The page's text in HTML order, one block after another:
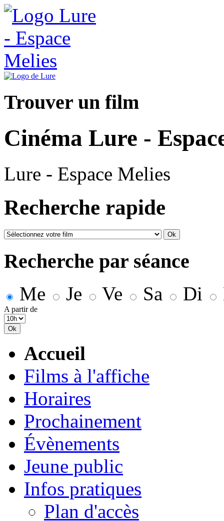
Trouver un film
Cinéma Lure -
Lure - Espace Melies
Recherche rapide
Recherche par séance
Me Je Ve Sa Di
A partir de
Accueil
Films à l'affiche
Horaires
Prochainement
Évènements
Jeune public
Infos pratiques
Plan d'accès